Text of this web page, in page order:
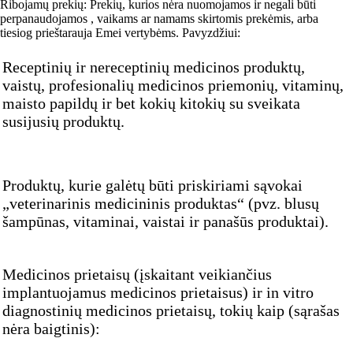
Ribojamų prekių: Prekių, kurios nėra nuomojamos ir negali būti
perpanaudojamos , vaikams ar namams skirtomis prekėmis, arba
tiesiog prieštarauja Emei vertybėms. Pavyzdžiui:
Receptinių ir nereceptinių medicinos produktų,
vaistų, profesionalių medicinos priemonių, vitaminų,
maisto papildų ir bet kokių kitokių su sveikata
susijusių produktų.
Produktų, kurie galėtų būti priskiriami sąvokai
„veterinarinis medicininis produktas“ (pvz. blusų
šampūnas, vitaminai, vaistai ir panašūs produktai).
Medicinos prietaisų (įskaitant veikiančius
implantuojamus medicinos prietaisus) ir in vitro
diagnostinių medicinos prietaisų, tokių kaip (sąrašas
nėra baigtinis):